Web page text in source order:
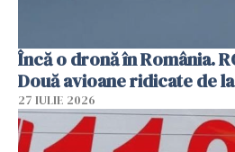
Încă o dronă în România.
Două avioane ridicate de
27 IULIE 2026